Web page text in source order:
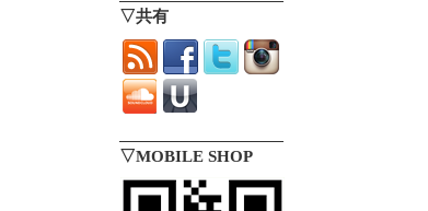
▽共有
▽MOBILE SHOP